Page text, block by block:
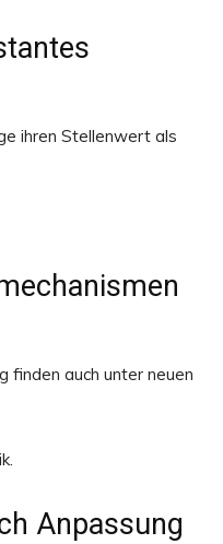
ihren Stellenwert als
finden auch unter neuen
Anpassung